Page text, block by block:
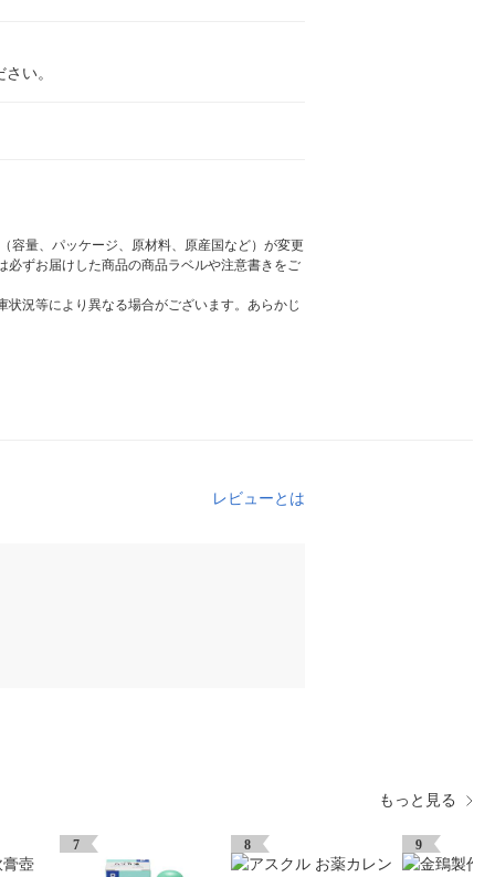
い。
容量、パッケージ、原材料、原産国など）が変更
ずお届けした商品の商品ラベルや注意書きをご
況等により異なる場合がございます。あらかじ
レビューとは
もっと見る
7 8 9